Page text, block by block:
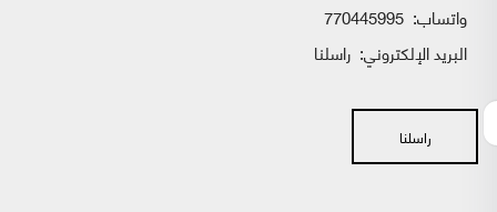
واتساب:
البريد الإلكتروني: راسلنا
راسلنا